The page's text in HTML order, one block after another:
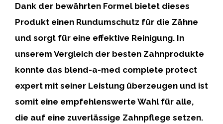
Dank der bewährten Formel bietet dieses
Produkt einen Rundumschutz für die Zähne
und sorgt für eine effektive Reinigung. In
unserem Vergleich der besten Zahnprodukte
konnte das blend-a-med complete protect
expert mit seiner Leistung überzeugen und ist
somit eine empfehlenswerte Wahl für alle,
die auf eine zuverlässige Zahnpflege setzen.